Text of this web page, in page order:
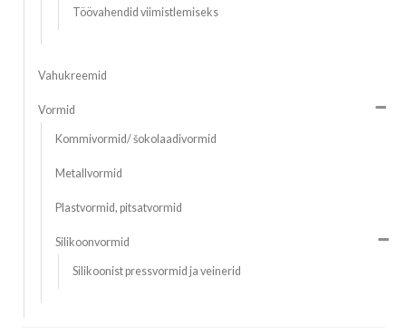
Töövahendid viimistlemiseks
Vahukreemid
Vormid
Kommivormid/ šokolaadivormid
Metallvormid
Plastvormid, pitsatvormid
Silikoonvormid
Silikoonist pressvormid ja veinerid